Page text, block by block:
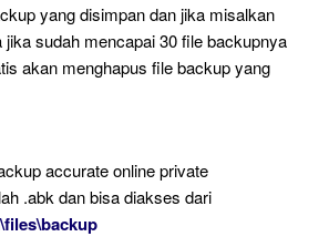
yang disimpan dan jika misalkan
jika sudah mencapai 30 file backupnya
akan menghapus file backup yang
accurate online private
.abk dan bisa diakses dari